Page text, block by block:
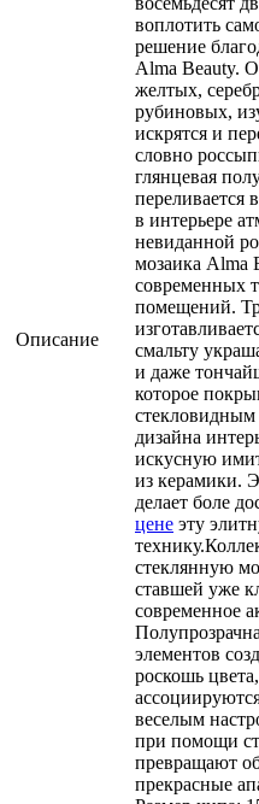
Описание
воплотить
решение
Alma Beauty.
желтых,
рубиновых,
искрятся и
словно
глянцевая
переливается
в интерьере
невиданной
мозаика Alma
современных
помещений.
смальту
и даже
которое
стекловидным
дизайна
искусную
из керамики.
делает боле
цене эту
стеклянную
ставшей уже
современное
элементов
роскошь
веселым
при помощи
превращают
прекрасные